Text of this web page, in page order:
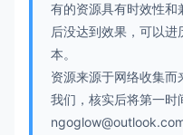
有的资源具有时效性和
后没达到效果，可以
本。
资源来源于网络收集
我们，核实后将第一时